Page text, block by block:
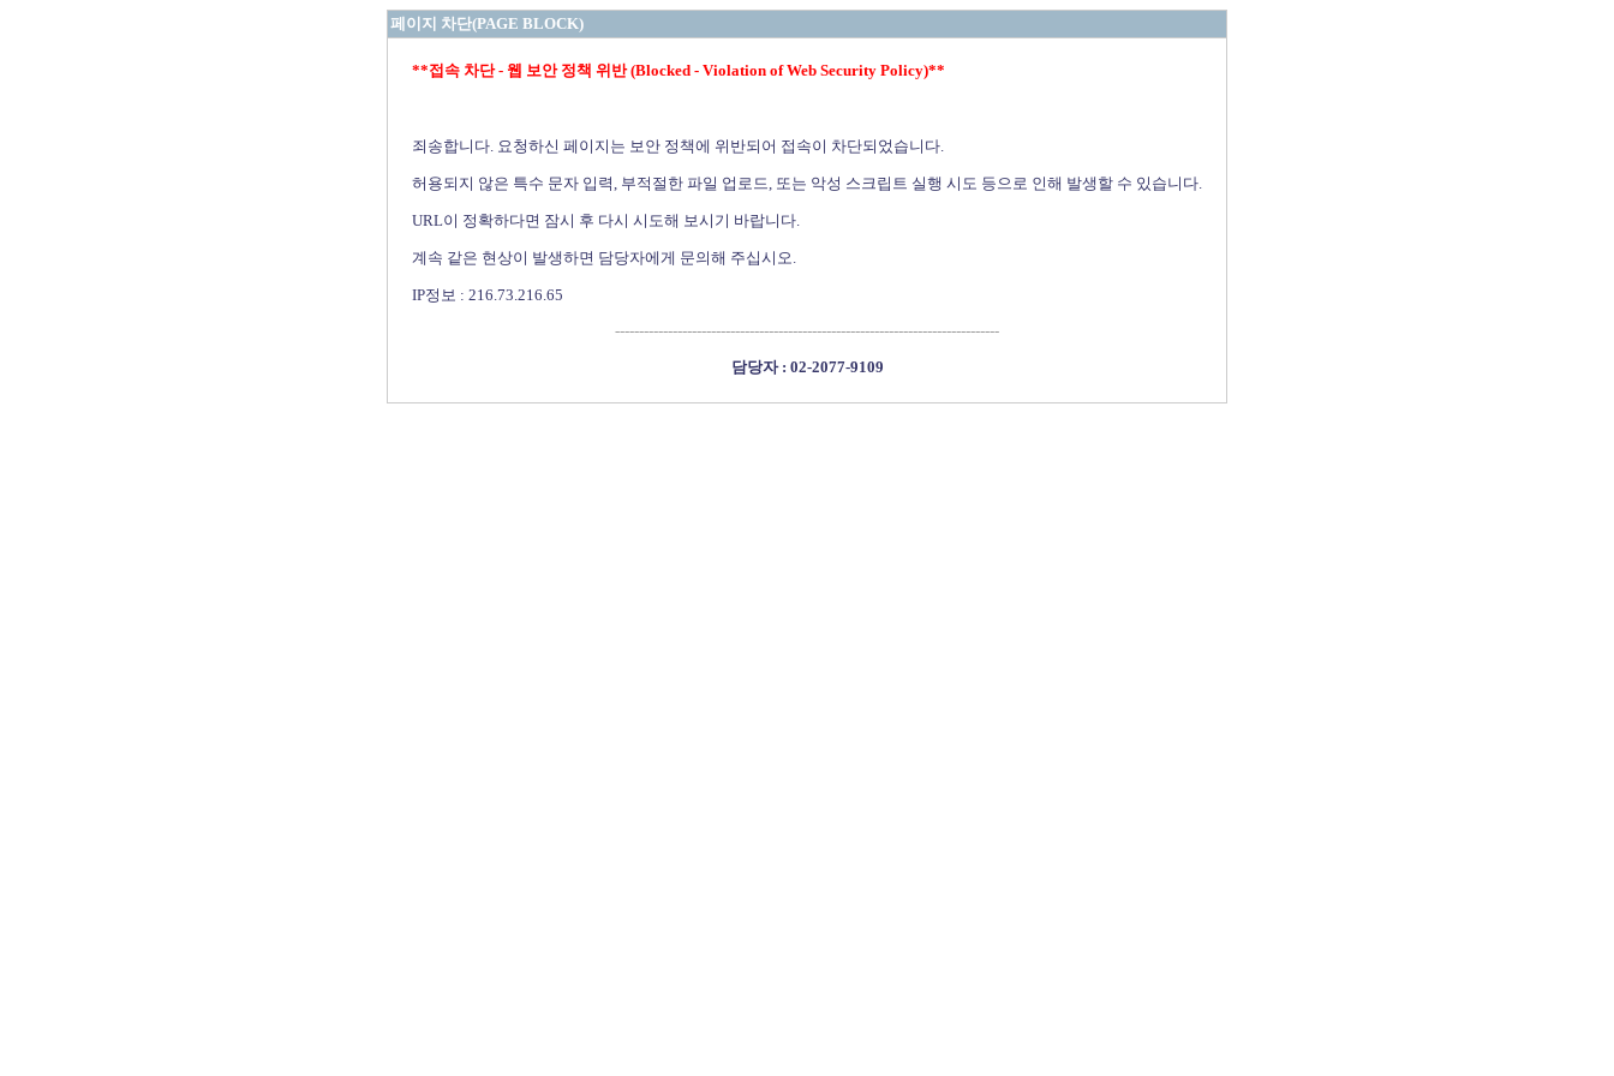
페이지 차단(PAGE BLOCK)
**접속 차단 - 웹 보안 정책 위반 (Blocked - Violation of Web Security Policy)**
죄송합니다. 요청하신 페이지는 보안 정책에 위반되어 접속이 차단되었습니다.
허용되지 않은 특수 문자 입력, 부적절한 파일 업로드, 또는 악성 스크립트 실행 시도 등으로 인해 발생할 수 있습니다.
URL이 정확하다면 잠시 후 다시 시도해 보시기 바랍니다.
계속 같은 현상이 발생하면 담당자에게 문의해 주십시오.
IP정보 : 216.73.216.65
--------------------------------------------------------------------------------
담당자 : 02-2077-9109